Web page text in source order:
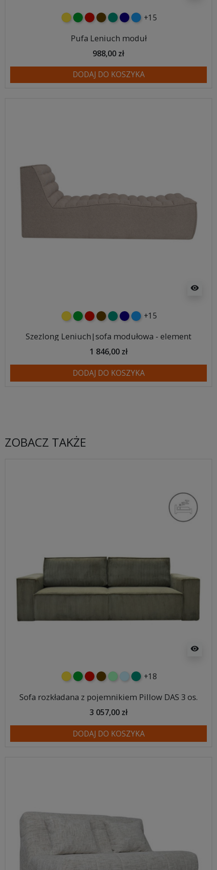
żółtyzielonyczerwony
czekoladowy
turkusowy
granatowy
niebieski
+15
Pufa Leniuch moduł
988,00 zł
DODAJ DO KOSZYKA
visibility
żółtyzielonyczerwony
czekoladowy
turkusowy
granatowy
niebieski
+15
Szezlong Leniuch|sofa modułowa - element
1 846,00 zł
DODAJ DO KOSZYKA
ZOBACZ TAKŻE
visibility
żółtyzielonyczerwony
czekoladowy
miętowybłękitny
turkusowy
+18
Sofa rozkładana z pojemnikiem Pillow DAS 3 os.
3 057,00 zł
DODAJ DO KOSZYKA